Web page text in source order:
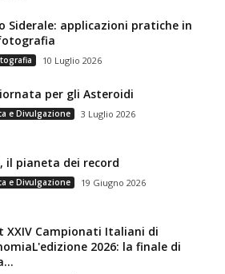
Siderale: applicazioni pratiche in
10 Luglio 2026
per gli Asteroidi
e Divulgazione 3 Luglio 2026
il pianeta dei record
e Divulgazione 19 Giugno 2026
XXIV Campionati Italiani di
2026: la finale di